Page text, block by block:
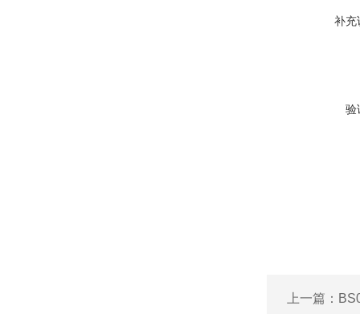
补充
验
上一篇：